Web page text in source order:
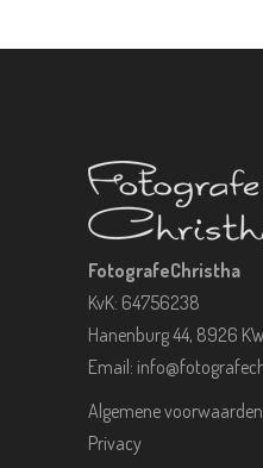
FotografeChristha
KvK: 64756238
Hanenburg 44, 8926
Email:
Algemene voorwaarden
Privacy